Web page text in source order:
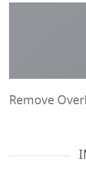
Remove